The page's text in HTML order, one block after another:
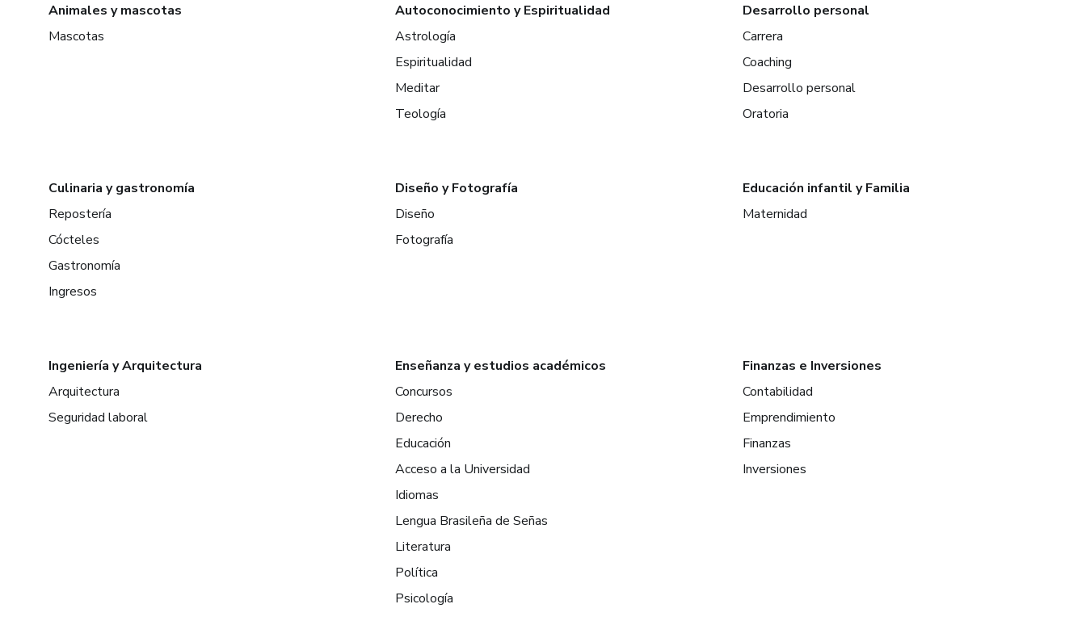
Animales y mascotas
Mascotas
Autoconocimiento y Espiritualidad
Astrología
Espiritualidad
Meditar
Teología
Desarrollo personal
Carrera
Coaching
Desarrollo personal
Oratoria
Culinaria y gastronomía
Repostería
Cócteles
Gastronomía
Ingresos
Diseño y Fotografía
Diseño
Fotografía
Educación infantil y Familia
Maternidad
Ingeniería y Arquitectura
Arquitectura
Seguridad laboral
Enseñanza y estudios académicos
Concursos
Derecho
Educación
Acceso a la Universidad
Idiomas
Lengua Brasileña de Señas
Literatura
Política
Psicología
Finanzas e Inversiones
Contabilidad
Emprendimiento
Finanzas
Inversiones